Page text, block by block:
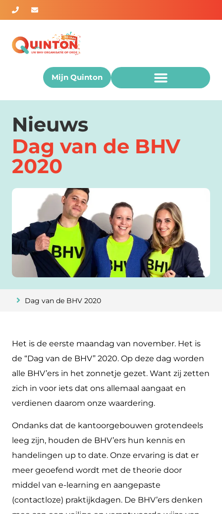
Mijn Quinton
Dag van de BHV
2020
Nieuws
Dag van de BHV 2020
Het is de eerste maandag van november. Het is
de “Dag van de BHV” 2020. Op deze dag worden
alle BHV’ers in het zonnetje gezet. Want zij zetten
zich in voor iets dat ons allemaal aangaat en
verdienen daarom onze waardering.
Ondanks dat de kantoorgebouwen grotendeels
leeg zijn, houden de BHV’ers hun kennis en
handelingen up to date. Onze ervaring is dat er
meer geoefend wordt met de theorie door
middel van e-learning en aangepaste
(contactloze) praktijkdagen. De BHV’ers denken